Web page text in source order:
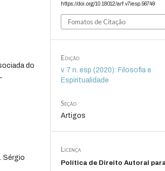
do
Sérgio
https://doi.org/10.18012/arf.v7iesp.56749
Fomatos de Citação
Edição
v. 7 n. esp (2020): Filosofia e
Espiritualidade
Seção
Artigos
Licença
Política de Direito Autoral